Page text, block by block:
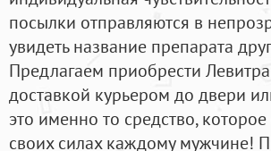
посылки отправляются в
увидеть название препарата
Предлагаем приобрести
доставкой курьером до двери
это именно то средство,
своих силах каждому мужчине!